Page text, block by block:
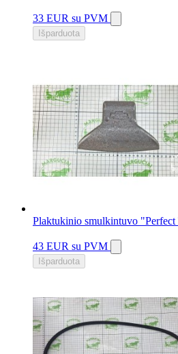
33 EUR su PVM
Išparduota
Plaktukinio smulkintuvo
43 EUR su PVM
Išparduota